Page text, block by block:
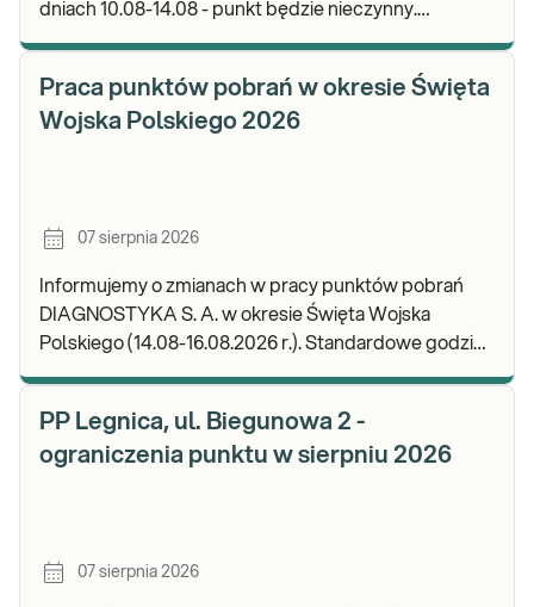
dniach 10.08-14.08 - punkt będzie nieczynny.
Praca punktów pobrań w okresie Święta
Wojska Polskiego 2026
07 sierpnia 2026
Informujemy o zmianach w pracy punktów pobrań
DIAGNOSTYKA S. A. w okresie Święta Wojska
Polskiego (14.08-16.08.2026 r.). Standardowe godziny
PP Legnica, ul. Biegunowa 2 -
ograniczenia punktu w sierpniu 2026
07 sierpnia 2026